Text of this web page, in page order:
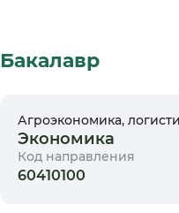
Бакалавр
Агроэкономика,
Экономика
Код направления
60410100